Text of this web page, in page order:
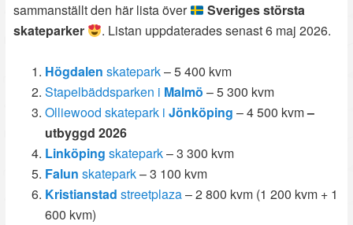
sammanställt den här lista över
Sveriges största
skateparker
. Listan uppdaterades senast 6 maj 2026.
Högdalen skatepark– 5 400 kvm
Stapelbäddsparken i Malmö – 5 300 kvm
Olliewood skatepark iJönköping – 4 500 kvm–
utbyggd 2026
Linköping skatepark– 3 300 kvm
Falun skatepark– 3 100 kvm
Kristianstad streetplaza– 2 800 kvm (1 200 kvm + 1
600 kvm)